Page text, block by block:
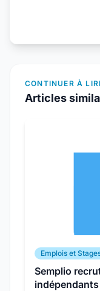
CONTINUER À
Articles
Emplois et
Semplio
indépendants